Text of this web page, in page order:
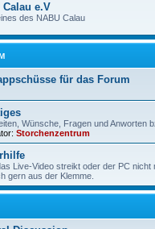
Calau e.V
des NABU Calau
für das Forum
Wünsche, Fragen und Anworten
Storchenzentrum
Live-Video streikt oder der PC
gern aus der Klemme.